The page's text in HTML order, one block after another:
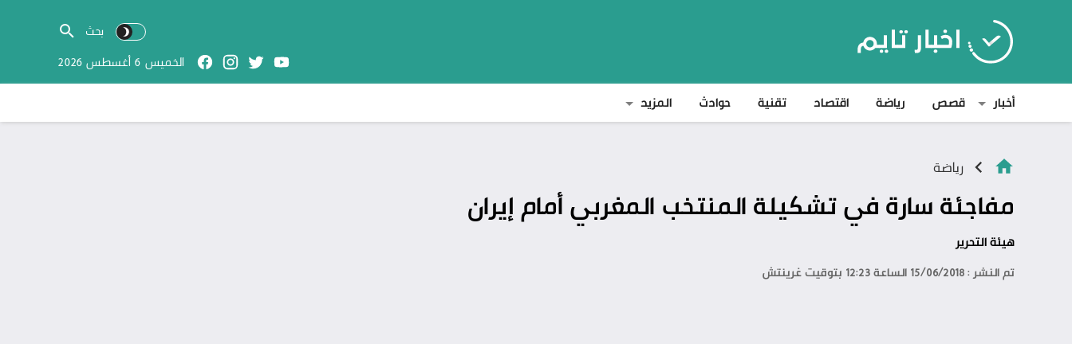
الخميس 6 أغسطس 2026
أخبار
قصص رياضة اقتصاد تقنية حوادث المزيد
رياضة
مفاجئة سارة في تشكيلة المنتخب المغربي أمام إيران
هيئة التحرير
تم النشر : 15/06/2018 الساعة 12:23 بتوقيت غرينتش